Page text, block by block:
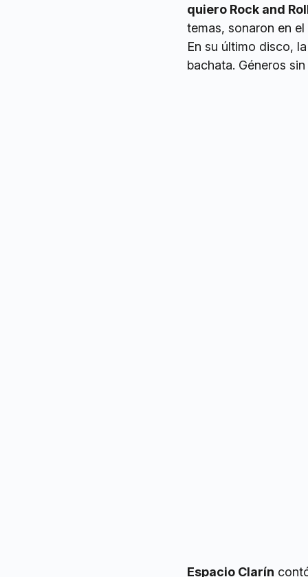
quiero Rock and
temas, sonaron en
En su último disco,
bachata. Géneros
Espacio Clarín